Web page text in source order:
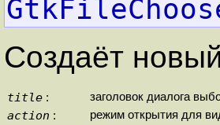
Создаёт
title : заголовок диалога
action :
режим открытия для